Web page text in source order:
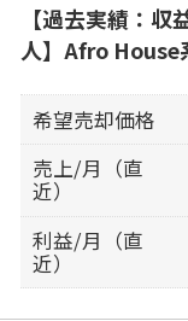
【過去実績：
人】Afro House
希望売却価格
売上/月（直
近）
利益/月（直
近）